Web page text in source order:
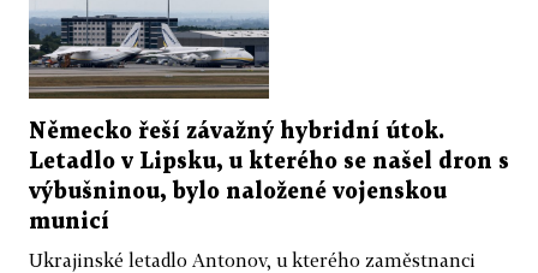
Německo řeší závažný hybridní útok.
Letadlo v Lipsku, u kterého se našel dron s
výbušninou, bylo naložené vojenskou
municí
Ukrajinské letadlo Antonov, u kterého zaměstnanci